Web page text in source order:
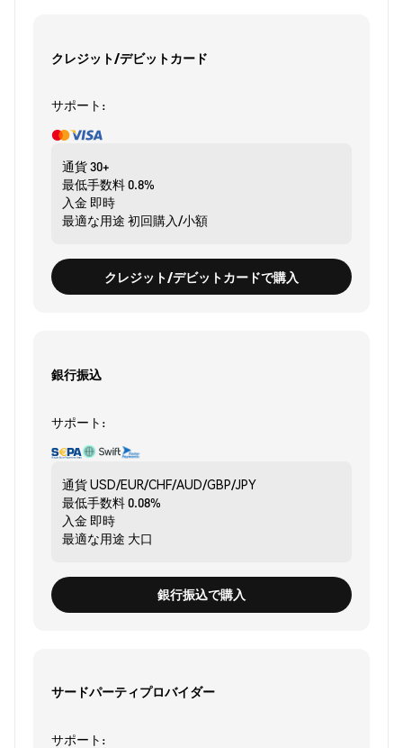
クレジット/デビットカード
サポート:
通貨30+
最低手数料0.8%
入金 即時
最適な用途 初回購入/小額
クレジット/デビットカードで購入
銀行振込
サポート:
通貨USD/EUR/CHF/AUD/GBP/JPY
最低手数料0.08%
入金 即時
最適な用途 大口
銀行振込で購入
サードパーティプロバイダー
サポート: